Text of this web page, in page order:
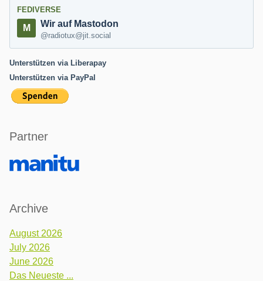
FEDIVERSE
Wir auf Mastodon
@radiotux@jit.social
Unterstützen via Liberapay
Unterstützen via PayPal
Partner
Archive
August 2026
July 2026
June 2026
Das Neueste ...